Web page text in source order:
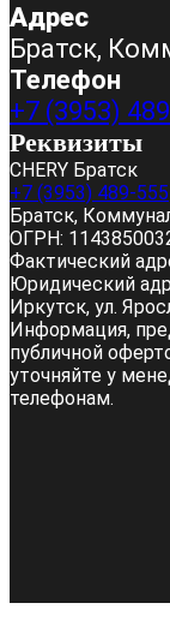
Адрес
Братск,
Телефон
+7 (3953)
Реквизиты
CHERY Братск
+7 (3953) 489-555
Братск,
ОГРН:
Фактический
Юридический
Иркутск, ул.
Информация,
публичной
уточняйте у
телефонам.